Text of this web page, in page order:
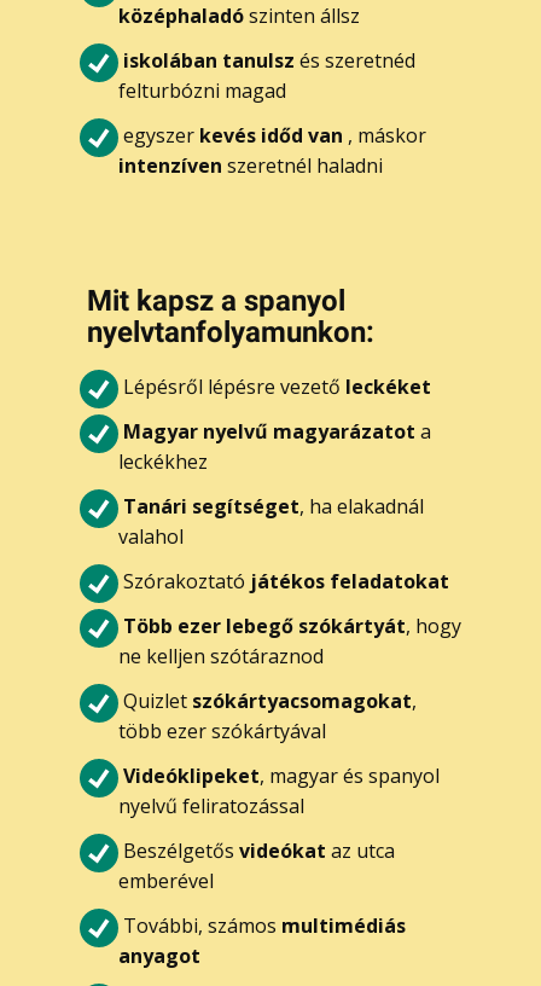
középhaladó szinten állsz
iskolában tanulsz és szeretnéd
felturbózni magad
egyszer kevés időd van , máskor
intenzíven szeretnél haladni
Mi​t kapsz a spanyol
nyelvtanfolyamunkon:
Lépésről lépésre vezető leckéket
Magyar nyelvű magyarázatot a
leckékhez
Tanári segítséget, ha elakadnál
valahol
Szórakoztató játékos feladatokat
Több ezer lebegő szókártyát, hogy
ne kelljen szótáraznod
Quizlet szókártyacsomagokat,
több ezer szókártyával
Videóklipeket, magyar és spanyol
nyelvű feliratozással
Beszélgetős videókat az utca
emberével
További, számos multimédiás
anyagot